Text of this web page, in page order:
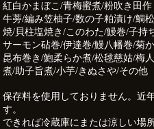
紅白かまぼこ/青梅蜜煮/粉吹き田
牛蒡/編み笠柚子/数の子粕漬け/鯛
焼/貝柱塩焼き/このわた/鰻巻/子持
サーモン砧巻/伊達巻/鰻八幡巻/菊
昆布巻き/鮑柔らか煮/松毬慈姑/梅
煮/助子旨煮/小芋/きぬさや/その他
保存料を使用しておりません。近
す。
できれば冷蔵庫にまたは涼しい場